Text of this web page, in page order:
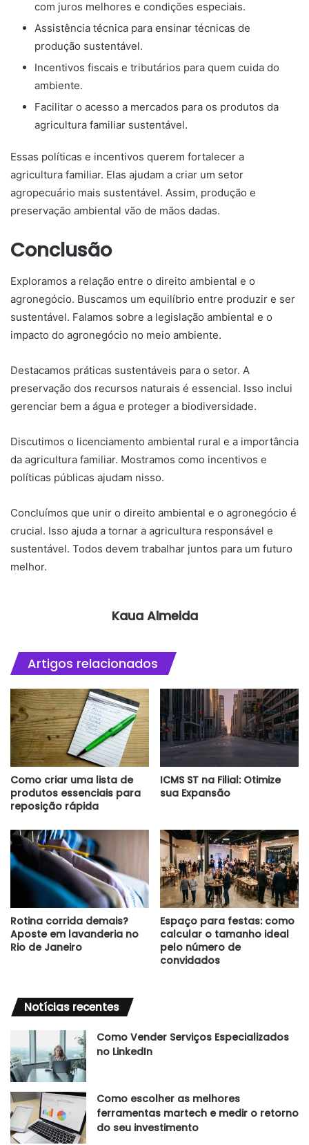
com juros melhores e condições especiais.
Assistência técnica para ensinar técnicas de
produção sustentável.
Incentivos fiscais e tributários para quem cuida do
ambiente.
Facilitar o acesso a mercados para os produtos da
agricultura familiar sustentável.
Essas políticas e incentivos querem fortalecer a
agricultura familiar. Elas ajudam a criar um setor
agropecuário mais sustentável. Assim, produção e
preservação ambiental vão de mãos dadas.
Conclusão
Exploramos a relação entre o direito ambiental e o
agronegócio. Buscamos um equilíbrio entre produzir e ser
sustentável. Falamos sobre a legislação ambiental e o
impacto do agronegócio no meio ambiente.
Destacamos práticas sustentáveis para o setor. A
preservação dos recursos naturais é essencial. Isso inclui
gerenciar bem a água e proteger a biodiversidade.
Discutimos o licenciamento ambiental rural e a importância
da agricultura familiar. Mostramos como incentivos e
políticas públicas ajudam nisso.
Concluímos que unir o direito ambiental e o agronegócio é
crucial. Isso ajuda a tornar a agricultura responsável e
sustentável. Todos devem trabalhar juntos para um futuro
melhor.
Kaua Almeida
Artigos relacionados
Como criar uma lista de
produtos essenciais para
reposição rápida
ICMS ST na Filial: Otimize
sua Expansão
Rotina corrida demais?
Aposte em lavanderia no
Rio de Janeiro
Espaço para festas: como
calcular o tamanho ideal
pelo número de
convidados
Notícias recentes
Como Vender Serviços Especializados
no LinkedIn
Como escolher as melhores
ferramentas martech e medir o retorno
do seu investimento